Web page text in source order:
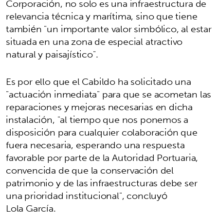
relevancia técnica y marítima, sino que tiene
también "un importante valor simbólico, al estar
situada en una zona de especial atractivo
natural y paisajístico".
Es por ello que el Cabildo ha solicitado una
"actuación inmediata" para que se acometan las
reparaciones y mejoras necesarias en dicha
instalación, "al tiempo que nos ponemos a
disposición para cualquier colaboración que
fuera necesaria, esperando una respuesta
favorable por parte de la Autoridad Portuaria,
convencida de que la conservación del
patrimonio y de las infraestructuras debe ser
una prioridad institucional", concluyó
Lola García.